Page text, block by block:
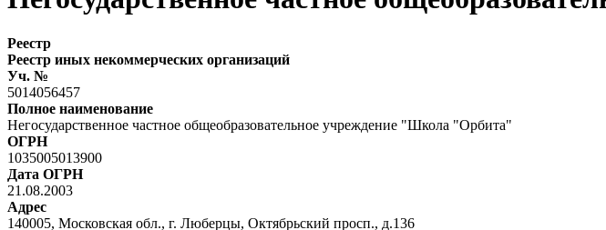
Реестр
Реестр иных некоммерческих организаций
Уч. №
5014056457
Полное наименование
Негосударственное частное общеобразовательное учреждение "Школа "Орбита"
ОГРН
1035005013900
Дата ОГРН
21.08.2003
Адрес
140005, Московская обл., г. Люберцы, Октябрьский просп., д.136